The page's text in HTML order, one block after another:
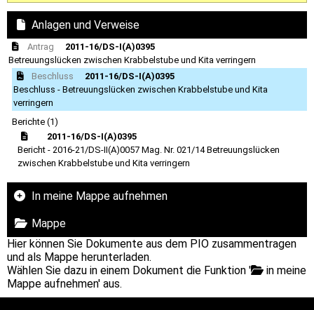
Anlagen und Verweise
Antrag
2011-16/DS-I(A)0395
Betreuungslücken zwischen Krabbelstube und Kita verringern
Beschluss
2011-16/DS-I(A)0395
Beschluss - Betreuungslücken zwischen Krabbelstube und Kita
verringern
Berichte (1)
2011-16/DS-I(A)0395
Bericht - 2016-21/DS-II(A)0057 Mag. Nr. 021/14 Betreuungslücken
zwischen Krabbelstube und Kita verringern
In meine Mappe aufnehmen
Mappe
Hier können Sie Dokumente aus dem PIO zusammentragen
und als Mappe herunterladen.
Wählen Sie dazu in einem Dokument die Funktion '
in meine
Mappe aufnehmen' aus.